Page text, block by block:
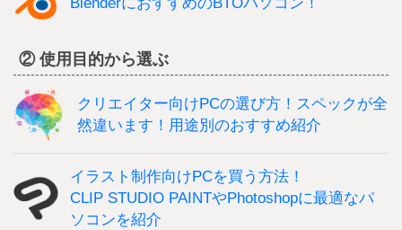
② 使用目的から選ぶ
クリエイター向けPCの選び方！スペックが全
然違います！用途別のおすすめ紹介
イラスト制作向けPCを買う方法！
CLIP STUDIO PAINTやPhotoshopに最適なパ
ソコンを紹介